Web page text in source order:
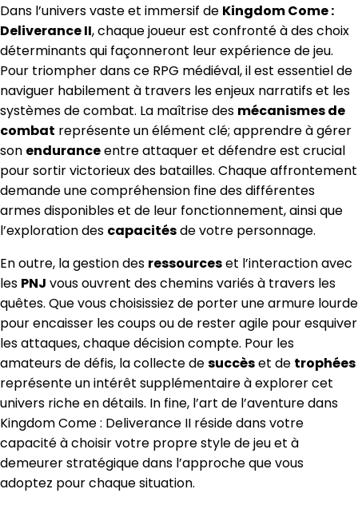
Dans l’univers vaste et immersif de Kingdom Come :
Deliverance II, chaque joueur est confronté à des choix
déterminants qui façonneront leur expérience de jeu.
Pour triompher dans ce RPG médiéval, il est essentiel de
naviguer habilement à travers les enjeux narratifs et les
systèmes de combat. La maîtrise des mécanismes de
combat représente un élément clé; apprendre à gérer
son enduranceentre attaquer et défendre est crucial
pour sortir victorieux des batailles. Chaque affrontement
demande une compréhension fine des différentes
armes disponibles et de leur fonctionnement, ainsi que
l’exploration des capacitésde votre personnage.
En outre, la gestion des ressourceset l’interaction avec
les PNJ vous ouvrent des chemins variés à travers les
quêtes. Que vous choisissiez de porter une armure lourde
pour encaisser les coups ou de rester agile pour esquiver
les attaques, chaque décision compte. Pour les
amateurs de défis, la collecte desuccèset de trophées
représente un intérêt supplémentaire à explorer cet
univers riche en détails. In fine, l’art de l’aventure dans
Kingdom Come : Deliverance II réside dans votre
capacité à choisir votre propre style de jeu et à
demeurer stratégique dans l’approche que vous
adoptez pour chaque situation.